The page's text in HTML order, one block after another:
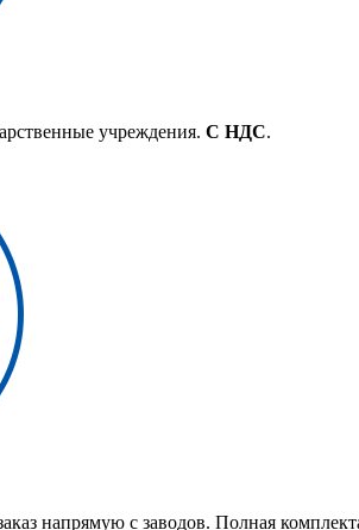
учреждения. С НДС.
напрямую с заводов. Полная